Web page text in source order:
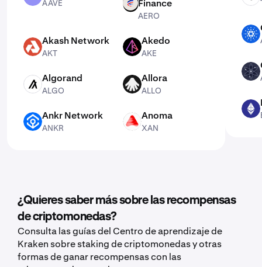
AAVE AERO
Finance
AERO
AKT Akash Network
AKT
AKE Akedo
AKE
ALGO Algorand
ALGO
ALLO Allora
ALLO
ANKR Ankr Network
ANKR
XAN Anoma
XAN
ADA
ATOM
ETH
¿Quieres saber más sobre las recompensas
de criptomonedas?
Consulta las guías del Centro de aprendizaje de
Kraken sobre staking de criptomonedas y otras
formas de ganar recompensas con las